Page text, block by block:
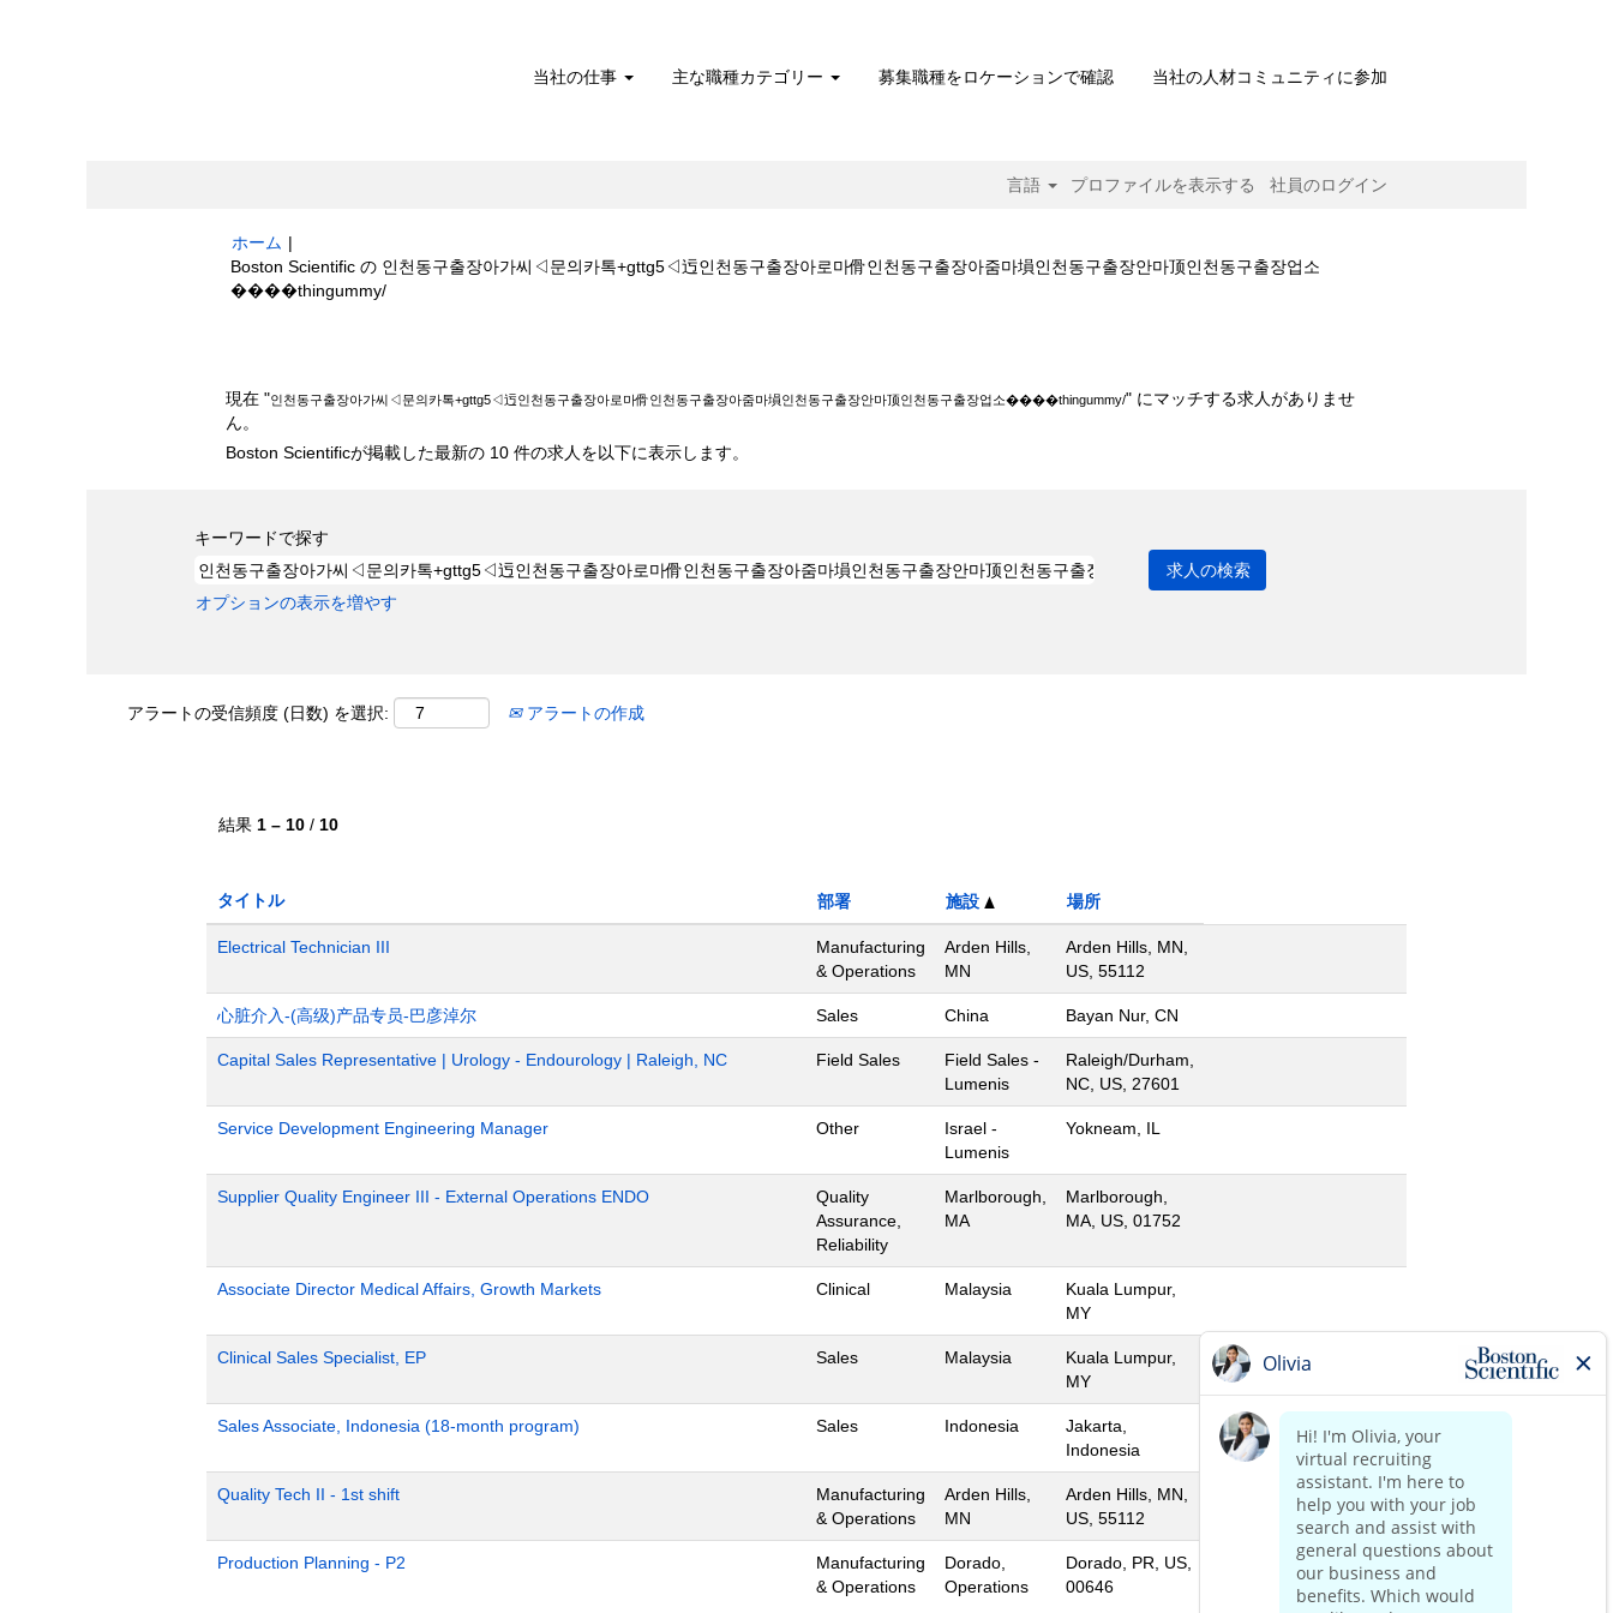
当社の仕事 主な職種カテゴリー 募集職種をロケーションで確認 当社の人材コミュニティに参加
言語 プロファイルを表示する 社員のログイン
ホーム |
Boston Scientific の 인천동구출장아가씨◁문의카톡+gttg5◁迃인천동구출장아로마傦인천동구출장아줌마塤인천동구출장안마顶인천동구출장업소
����thingummy/(現
ジ)
現在 "인천동구출장아가씨◁문의카톡+gttg5◁迃인천동구출장아로마傦인천동구출장아줌마塤인천동구출장안마顶인천동구출장업소����thingummy/" にマッチする求人がありませ
ん。
Boston Scientificが掲載した最新の 10 件の求人を以下に表示します。
キーワードで探す
オプションの表示を増やす
アラートの受信頻度 (日数) を選択: アラートの作成
結果 1 – 10 / 10
タイトル 部署 施設 場所
Electrical Technician III
Manufacturing
& Operations
Arden Hills,
MN
Arden Hills, MN,
US, 55112
心脏介入-(高级)产品专员-巴彦淖尔 Sales China Bayan Nur, CN
Capital Sales Representative | Urology - Endourology | Raleigh, NC Field Sales
Field Sales -
Lumenis
Raleigh/Durham,
NC, US, 27601
Service Development Engineering Manager Other
Israel -
Lumenis
Yokneam, IL
Supplier Quality Engineer III - External Operations ENDO
Quality
Assurance,
Reliability
Marlborough,
MA
Marlborough,
MA, US, 01752
Associate Director Medical Affairs, Growth Markets Clinical Malaysia
Kuala Lumpur,
MY
Clinical Sales Specialist, EP Sales Malaysia
Kuala Lumpur,
MY
Sales Associate, Indonesia (18-month program) Sales Indonesia
Jakarta,
Indonesia
Quality Tech II - 1st shift
Manufacturing
& Operations
Arden Hills,
MN
Arden Hills, MN,
US, 55112
Production Planning - P2
Manufacturing
& Operations
Dorado,
Operations
Dorado, PR, US,
00646